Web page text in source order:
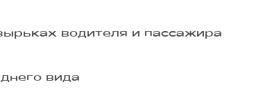
водителя и пассажира
вида